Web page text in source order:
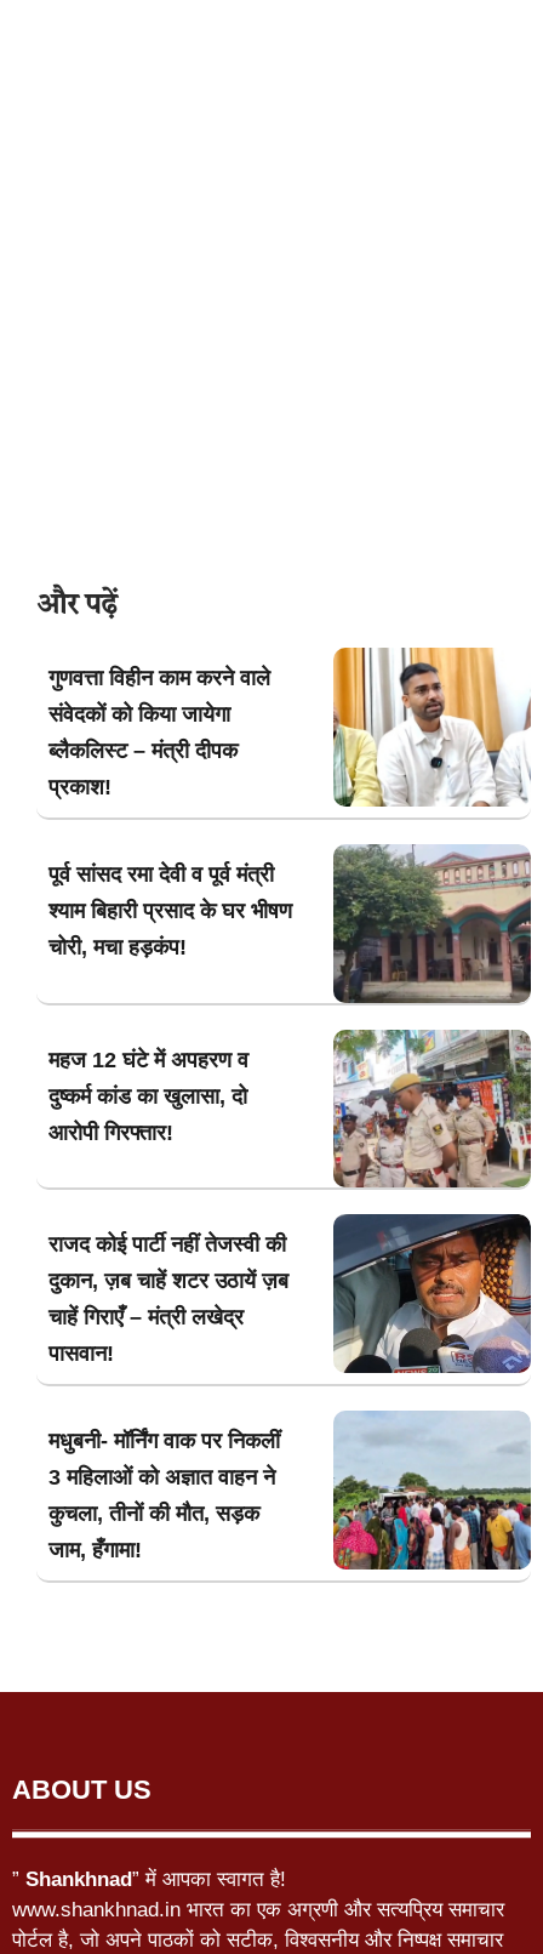
और पढ़ें
गुणवत्ता विहीन काम करने वाले
संवेदकों को किया जायेगा
ब्लैकलिस्ट – मंत्री दीपक
प्रकाश!
पूर्व सांसद रमा देवी व पूर्व मंत्री
श्याम बिहारी प्रसाद के घर भीषण
चोरी, मचा हड़कंप!
महज 12 घंटे में अपहरण व
दुष्कर्म कांड का खुलासा, दो
आरोपी गिरफ्तार!
राजद कोई पार्टी नहीं तेजस्वी की
दुकान, ज़ब चाहें शटर उठायें ज़ब
चाहें गिराएँ – मंत्री लखेद्र
पासवान!
मधुबनी- मॉर्निंग वाक पर निकलीं
3 महिलाओं को अज्ञात वाहन ने
कुचला, तीनों की मौत, सड़क
जाम, हँगामा!
ABOUT US
” Shankhnad” में आपका स्वागत है!
www.shankhnad.in भारत का एक अग्रणी और सत्यप्रिय समाचार
पोर्टल है, जो अपने पाठकों को सटीक, विश्वसनीय और निष्पक्ष समाचार